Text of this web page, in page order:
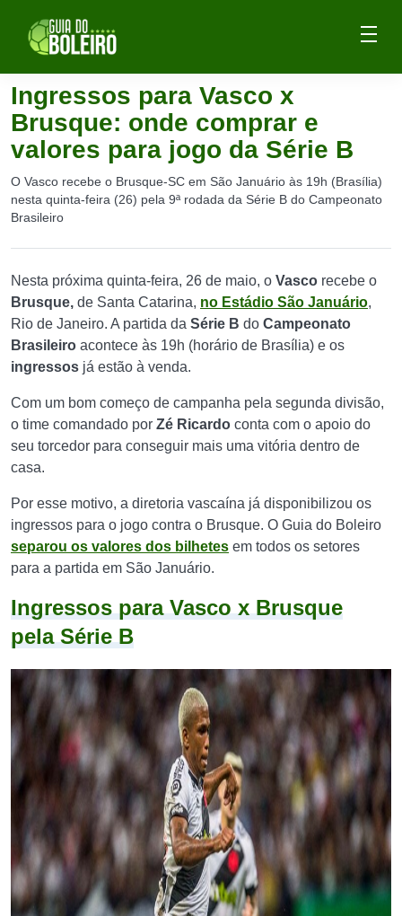
Ingressos para Vasco x
Brusque: onde comprar e
valores para jogo da Série B
O Vasco recebe o Brusque-SC em São Januário às 19h (Brasília)
nesta quinta-feira (26) pela 9ª rodada da Série B do Campeonato
Brasileiro
Nesta próxima quinta-feira, 26 de maio, o Vasco recebe o
Brusque, de Santa Catarina, no Estádio São Januário,
Rio de Janeiro. A partida da Série B do Campeonato
Brasileiro acontece às 19h (horário de Brasília) e os
ingressos já estão à venda.
Com um bom começo de campanha pela segunda divisão,
o time comandado por Zé Ricardo conta com o apoio do
seu torcedor para conseguir mais uma vitória dentro de
casa.
Por esse motivo, a diretoria vascaína já disponibilizou os
ingressos para o jogo contra o Brusque. O Guia do Boleiro
separou os valores dos bilhetes em todos os setores
para a partida em São Januário.
Ingressos para Vasco x Brusque
pela Série B